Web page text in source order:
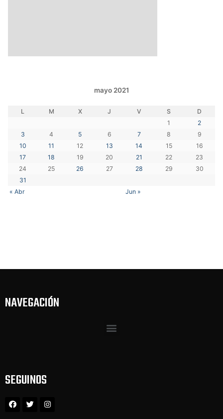
mayo 2021
L M X J V S D
« Abr Jun »
1
2
3
4 5 6 7 8
9
10
11 12 13 14 15
16
17
18 19 20 21 22
23
24
25 26 27 28 29
30
31
NAVEGACIÓN
SEGUINOS